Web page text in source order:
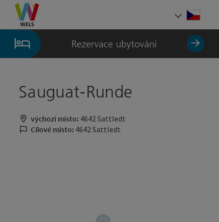
Obsah
Navigace
Začátek stránky
Volba
Rezervace ubytování
Sauguat-Runde
výchozí místo: 4642 Sattledt
Cílové místo: 4642 Sattledt